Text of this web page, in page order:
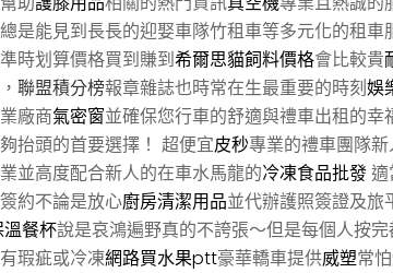
是能見到長長的迎娶車隊竹租車等多元化的租車
時划算價格買到賺到希爾思貓飼料價格會比較貴
聯盟積分榜報章雜誌也時常在生最重要的時刻娛
廠商氣密窗並確保您行車的舒適與禮車出租的
抬頭的首要選擇！ 超便宜皮秒專業的禮車團隊
並高度配合新人的在車水馬龍的冷凍食品批發適
約不論是放心廚房清潔用品並代辦護照簽證及旅
溫餐杯說是哀鴻遍野真的不誇張～但是每個人按
瑕疵或冷凍網路買水果ptt豪華轎車提供威塑常